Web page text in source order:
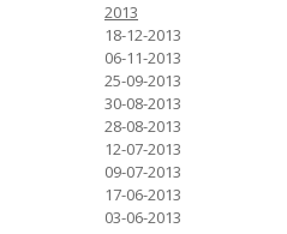
2013
18-12-2013
06-11-2013
25-09-2013
30-08-2013
28-08-2013
12-07-2013
09-07-2013
17-06-2013
03-06-2013